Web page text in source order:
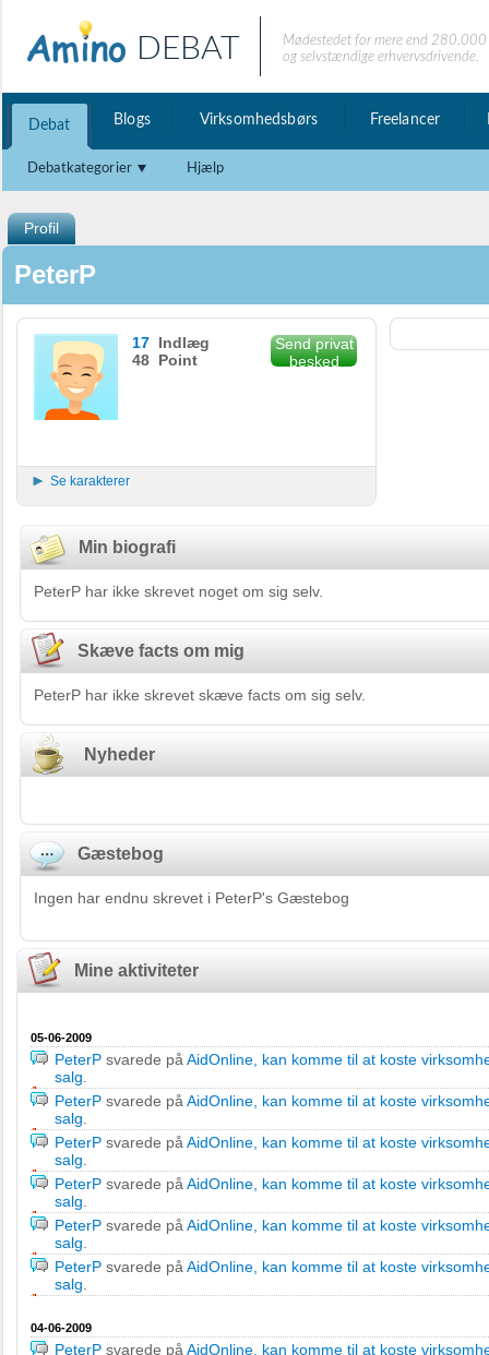
DEBAT
Mødestedet for mere end
og selvstændige erhvervsdrivende.
Debat Blogs Virksomhedsbørs Freelancer
Debatkategorier Hjælp
Profil
PeterP
17 Indlæg
48 Point
Send privat
besked
Se karakterer
Min biografi
PeterP har ikke skrevet noget om sig selv.
Skæve facts om mig
PeterP har ikke skrevet skæve facts om sig selv.
Nyheder
Gæstebog
Ingen har endnu skrevet i PeterP's Gæstebog
Mine aktiviteter
05-06-2009
PeterP svarede på AidOnline, kan komme til at koste
salg
PeterP svarede på AidOnline, kan komme til at koste
salg
PeterP svarede på AidOnline, kan komme til at koste
salg
PeterP svarede på AidOnline, kan komme til at koste
salg
PeterP svarede på AidOnline, kan komme til at koste
salg
PeterP svarede på AidOnline, kan komme til at koste
salg
04-06-2009
PeterP svarede på AidOnline, kan komme til at koste